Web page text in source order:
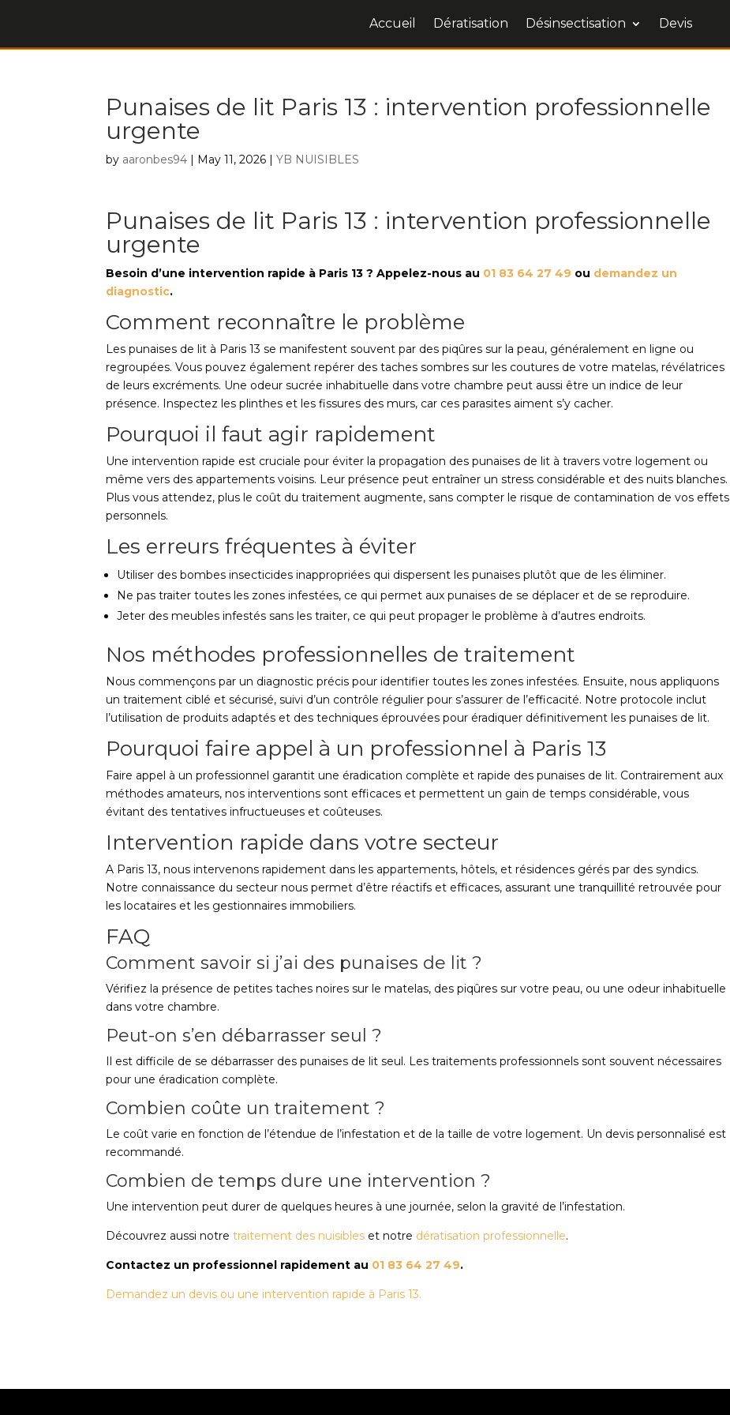
Accueil Dératisation Désinsectisation Devis
Punaises de lit Paris 13 : intervention professionnelle
urgente
by aaronbes94 | May 11, 2026 |YB NUISIBLES
Punaises de lit Paris 13 : intervention professionnelle
urgente
Besoin d’une intervention rapide à Paris 13 ? Appelez-nous au 01 83 64 27 49 ou demandez un
diagnostic.
Comment reconnaître le problème
Les punaises de lit à Paris 13 se manifestent souvent par des piqûres sur la peau, généralement en ligne ou
regroupées. Vous pouvez également repérer des taches sombres sur les coutures de votre matelas, révélatrices
de leurs excréments. Une odeur sucrée inhabituelle dans votre chambre peut aussi être un indice de leur
présence. Inspectez les plinthes et les fissures des murs, car ces parasites aiment s’y cacher.
Pourquoi il faut agir rapidement
Une intervention rapide est cruciale pour éviter la propagation des punaises de lit à travers votre logement ou
même vers des appartements voisins. Leur présence peut entraîner un stress considérable et des nuits blanches.
Plus vous attendez, plus le coût du traitement augmente, sans compter le risque de contamination de vos effets
personnels.
Les erreurs fréquentes à éviter
Utiliser des bombes insecticides inappropriées qui dispersent les punaises plutôt que de les éliminer.
Ne pas traiter toutes les zones infestées, ce qui permet aux punaises de se déplacer et de se reproduire.
Jeter des meubles infestés sans les traiter, ce qui peut propager le problème à d’autres endroits.
Nos méthodes professionnelles de traitement
Nous commençons par un diagnostic précis pour identifier toutes les zones infestées. Ensuite, nous appliquons
un traitement ciblé et sécurisé, suivi d’un contrôle régulier pour s’assurer de l’efficacité. Notre protocole inclut
l’utilisation de produits adaptés et des techniques éprouvées pour éradiquer définitivement les punaises de lit.
Pourquoi faire appel à un professionnel à Paris 13
Faire appel à un professionnel garantit une éradication complète et rapide des punaises de lit. Contrairement aux
méthodes amateurs, nos interventions sont efficaces et permettent un gain de temps considérable, vous
évitant des tentatives infructueuses et coûteuses.
Intervention rapide dans votre secteur
A Paris 13, nous intervenons rapidement dans les appartements, hôtels, et résidences gérés par des syndics.
Notre connaissance du secteur nous permet d’être réactifs et efficaces, assurant une tranquillité retrouvée pour
les locataires et les gestionnaires immobiliers.
FAQ
Comment savoir si j’ai des punaises de lit ?
Vérifiez la présence de petites taches noires sur le matelas, des piqûres sur votre peau, ou une odeur inhabituelle
dans votre chambre.
Peut-on s’en débarrasser seul ?
Il est difficile de se débarrasser des punaises de lit seul. Les traitements professionnels sont souvent nécessaires
pour une éradication complète.
Combien coûte un traitement ?
Le coût varie en fonction de l’étendue de l’infestation et de la taille de votre logement. Un devis personnalisé est
recommandé.
Combien de temps dure une intervention ?
Une intervention peut durer de quelques heures à une journée, selon la gravité de l’infestation.
Découvrez aussi notretraitement des nuisibles et notre dératisation professionnelle.
Contactez un professionnel rapidement au 01 83 64 27 49.
Demandez un devis ou une intervention rapide à Paris 13.